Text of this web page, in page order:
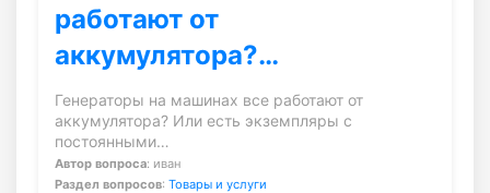
работают от
аккумулятора?…
Генераторы на машинах все работают от
аккумулятора? Или есть экземпляры с
постоянными…
Автор вопроса: иван
Раздел вопросов: Товары и услуги